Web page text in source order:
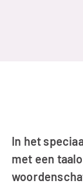
In het
met een